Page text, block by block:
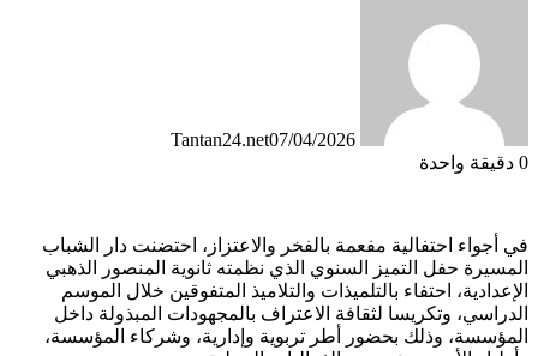
Tantan24.net07/04/2026
0 دقيقة واحدة
في أجواء احتفالية مفعمة بالفخر والاعتزاز، احتضنت دار الشباب
المسيرة حفل التميز السنوي الذي نظمته ثانوية المنصور الذهبي
الإعدادية، احتفاء بالتلميذات والتلاميذ المتفوقين خلال الموسم
الدراسي، وتكريسا لثقافة الاعتراف بالمجهودات المبذولة داخل
المؤسسة، وذلك بحضور أطر تربوية وإدارية، وشركاء المؤسسة،